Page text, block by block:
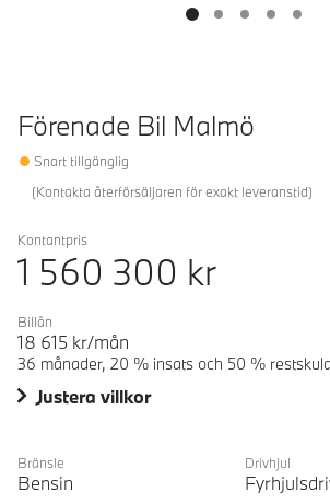
Förenade Bil Malmö
Snart tillgänglig
(Kontakta återförsäljaren för exakt leveranstid)
Kontantpris
1 560 300 kr
Billån
18 615 kr/mån
36 månader, 20 % insats och 50 % restskuld
Justera villkor
Bränsle
Bensin
Drivhjul